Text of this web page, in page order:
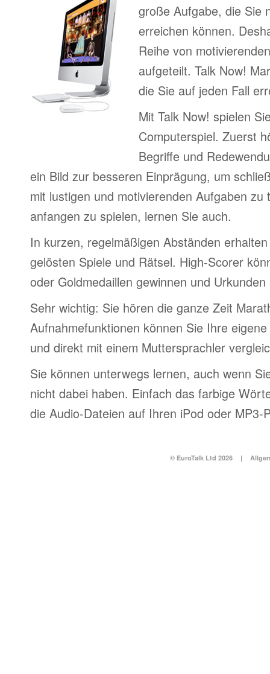
große Aufgabe, die Sie
erreichen können.
Reihe von
aufgeteilt. Talk Now!
die Sie auf jeden Fall
Mit Talk Now! spielen
Computerspiel. Zuerst
Begriffe und
ein Bild zur besseren Einprägung, um
mit lustigen und motivierenden Aufgaben zu
anfangen zu spielen, lernen Sie auch.
In kurzen, regelmäßigen Abständen
gelösten Spiele und Rätsel. High-Scorer
oder Goldmedaillen gewinnen und
Sehr wichtig: Sie hören die ganze Zeit
Aufnahmefunktionen können Sie Ihre
und direkt mit einem Muttersprachler
Sie können unterwegs lernen, auch wenn
nicht dabei haben. Einfach das farbige
die Audio-Dateien auf Ihren iPod oder MP3-
© EuroTalk Ltd 2026 |